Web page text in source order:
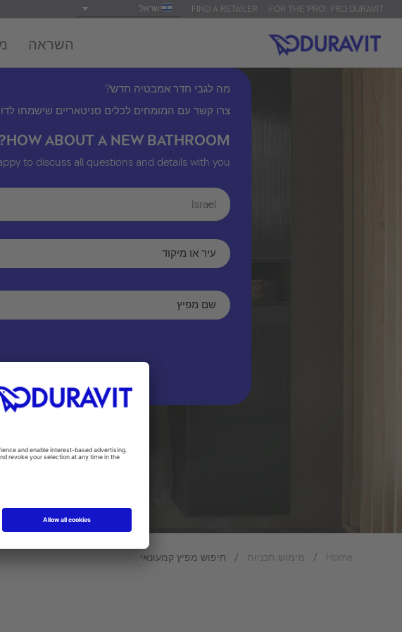
FOR THE 'PRO': PRO.DURAVIT
FIND A RETAILER ישראל
השראה
מה לגבי חדר אמבטיה חדש?
צרו קשר עם המומחים לכלים סניטאריים שישמחו
HOW ABOUT A NEW BATHROOM?
to discuss all questions and details with you.
Israel
Home מימוש תכניות חיפוש מפיץ קמעונאי